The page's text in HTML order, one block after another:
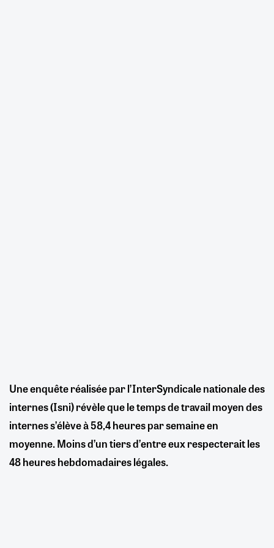
Une enquête réalisée par l’InterSyndicale nationale des
internes (Isni) révèle que le temps de travail moyen des
internes s’élève à 58,4 heures par semaine en
moyenne. Moins d’un tiers d’entre eux respecterait les
48 heures hebdomadaires légales.